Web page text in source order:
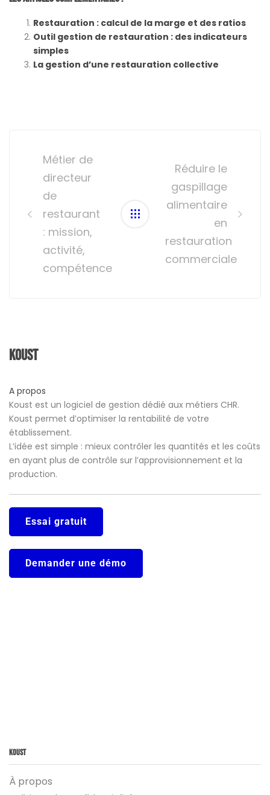
Restauration : calcul de la marge et des ratios
Outil gestion de restauration : des indicateurs
simples
La gestion d’une restauration collective
navigationMétier de
directeur
de
restaurant
: mission,
activité,
compétence
Réduire le
gaspillage
alimentaire
en
restauration
commerciale
Koust
A propos
Koust est un logiciel de gestion dédié aux métiers CHR.
Koust permet d’optimiser la rentabilité de votre
établissement.
L’idée est simple : mieux contrôler les quantités et les coûts
en ayant plus de contrôle sur l’approvisionnement et la
production.
Essai gratuit
Demander une démo
Koust
À propos